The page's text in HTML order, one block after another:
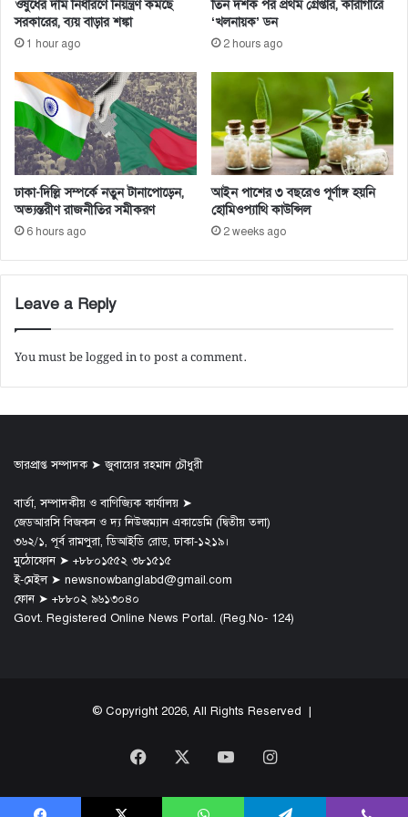
রু
ওষুধের দাম নির্ধারণে নিয়ন্ত্রণ কমছে
সরকারের, ব্যয় বাড়ার শঙ্কা
1 hour ago
তিন দশক পর প্রথম গ্রেপ্তার, কারাগারে
‘খলনায়ক’ ডন
2 hours ago
ঢাকা-দিল্লি সম্পর্কে নতুন টানাপোড়েন,
অভ্যন্তরীণ রাজনীতির সমীকরণ
6 hours ago
আইন পাশের ৩ বছরেও পূর্ণাঙ্গ হয়নি
হোমিওপ্যাথি কাউন্সিল
2 weeks ago
Leave a Reply
You must belogged into post a comment.
ভারপ্রাপ্ত সম্পাদক ➤ জুবায়ের রহমান চৌধুরী
বার্তা, সম্পাদকীয় ও বাণিজ্যিক কার্যালয় ➤
জেডআরসি বিজকন ও দ্য নিউজম্যান একাডেমি (দ্বিতীয় তলা)
৩৬২/১, পূর্ব রামপুরা, ডিআইডি রোড, ঢাকা-১২১৯।
মুঠোফোন ➤ +৮৮০১৫৫২ ৩৮১৫১৫
ই-মেইল ➤ newsnowbanglabd@gmail.com
ফোন ➤ +৮৮০২ ৯৬১৩০৪০
Govt. Registered Online News Portal. (Reg.No- 124)
© Copyright 2026, All Rights Reserved |
Facebook YouTubeInstagram